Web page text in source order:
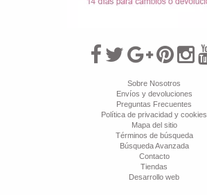
Sobre Nosotros
Envíos y devoluciones
Preguntas Frecuentes
Política de privacidad y cookies
Mapa del sitio
Términos de búsqueda
Búsqueda Avanzada
Contacto
Tiendas
Desarrollo web